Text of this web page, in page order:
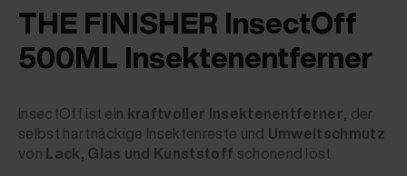
THE FINISHER InsectOff
500ML Insektenentferner
InsectOff ist ein kraftvoller Insektenentferner, der
selbst hartnäckige Insektenreste und Umweltschmutz
von Lack, Glas und Kunststoff schonend löst.